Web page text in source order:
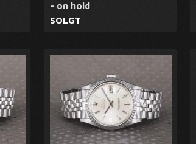
- on hold
SOLGT